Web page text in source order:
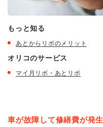
もっと知る
あとからリボのメリット
オリコのサービス
マイ月リボ・あとリボ
車が故障して修繕費が発生